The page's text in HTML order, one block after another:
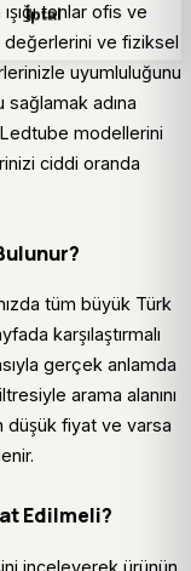
tonlar ofis ve
değerlerini ve fiziksel
uyumluluğunu
adına
modellerini
ciddi oranda
tüm büyük Türk
karşılaştırmalı
gerçek anlamda
arama alanını
düşük fiyat ve varsa
Edilmeli?
inceleyerek ürünün
İptal